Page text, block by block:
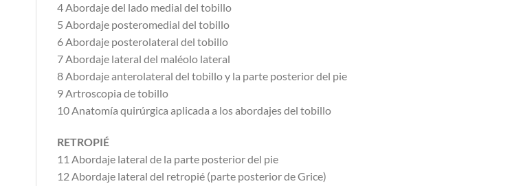
4 Abordaje del lado medial del tobillo
5 Abordaje posteromedial del tobillo
6 Abordaje posterolateral del tobillo
7 Abordaje lateral del maléolo lateral
8 Abordaje anterolateral del tobillo y la parte posterior del pie
9 Artroscopia de tobillo
10 Anatomía quirúrgica aplicada a los abordajes del tobillo
RETROPIÉ
11 Abordaje lateral de la parte posterior del pie
12 Abordaje lateral del retropié (parte posterior de Grice)